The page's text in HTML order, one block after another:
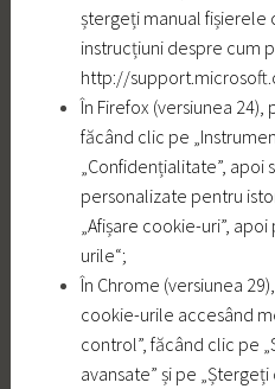
ștergeți manual fișierele
instrucțiuni despre cum
http://
În Firefox (versiunea
făcând clic pe
„Confidențialitate”,
personalizate pentru
„Afișare cookie-uri”,
urile“;
În Chrome (versiunea
cookie-urile accesând
control”, făcând clic pe
avansate” și pe